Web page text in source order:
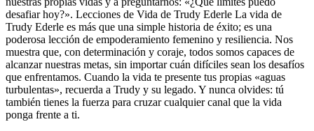
desafiar hoy?». Lecciones de Vida de Trudy Ederle La vida de
Trudy Ederle es más que una simple historia de éxito; es una
poderosa lección de empoderamiento femenino y resiliencia. Nos
muestra que, con determinación y coraje, todos somos capaces de
alcanzar nuestras metas, sin importar cuán difíciles sean los desafíos
que enfrentamos. Cuando la vida te presente tus propias «aguas
turbulentas», recuerda a Trudy y su legado. Y nunca olvides: tú
también tienes la fuerza para cruzar cualquier canal que la vida
ponga frente a ti.